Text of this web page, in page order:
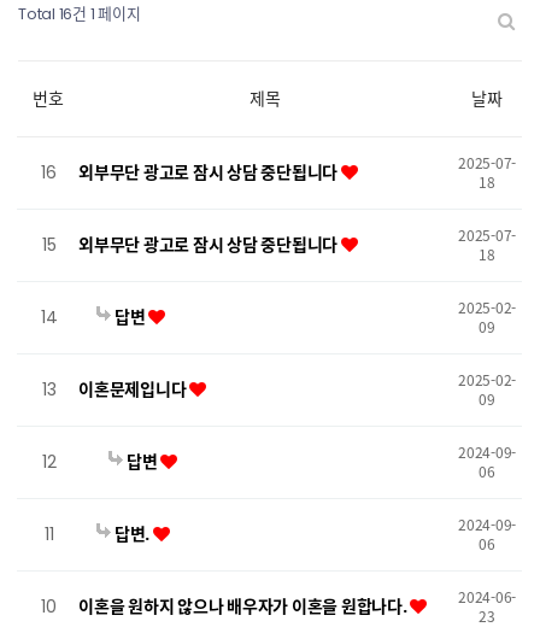
Total 16건 1 페이지
번호 제목 날짜
16 외부무단 광고로 잠시 상담 중단됩니다
2025-07-
18
15 외부무단 광고로 잠시 상담 중단됩니다
2025-07-
18
14 답변
2025-02-
09
13 이혼문제입니다
2025-02-
09
12 답변
2024-09-
06
11 답변.
2024-09-
06
10 이혼을 원하지 않으나 배우자가 이혼을 원합나다.
2024-06-
23